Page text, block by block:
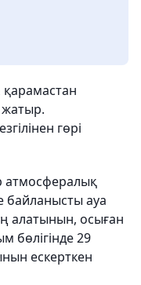
гөрі
атмосфералық
байланысты ауа
алатынын, осыған
бөлігінде 29
ескерткен